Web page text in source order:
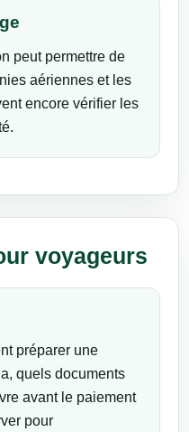
peut permettre de
aériennes et les
encore vérifier les
voyageurs
préparer une
quels documents
avant le paiement
pour